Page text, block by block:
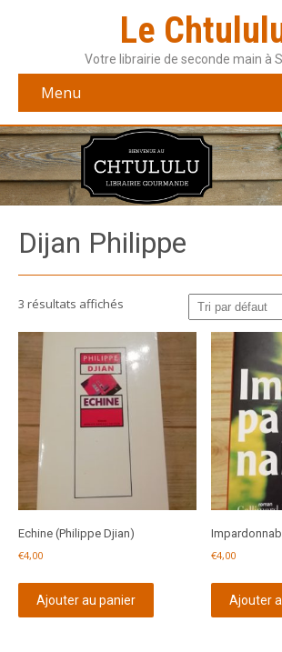
Le
Votre librairie de seconde main à
Menu
Dijan Philippe
3 résultats affichés
Echine (Philippe Djian)
€4,00
Ajouter au panier
€4,00
Ajouter